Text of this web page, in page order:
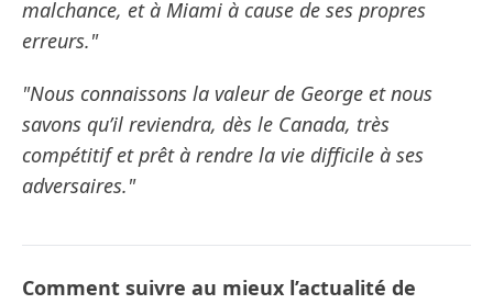
malchance, et à Miami à cause de ses propres
erreurs."
"Nous connaissons la valeur de George et nous
savons qu’il reviendra, dès le Canada, très
compétitif et prêt à rendre la vie difficile à ses
adversaires."
Comment suivre au mieux l’actualité de